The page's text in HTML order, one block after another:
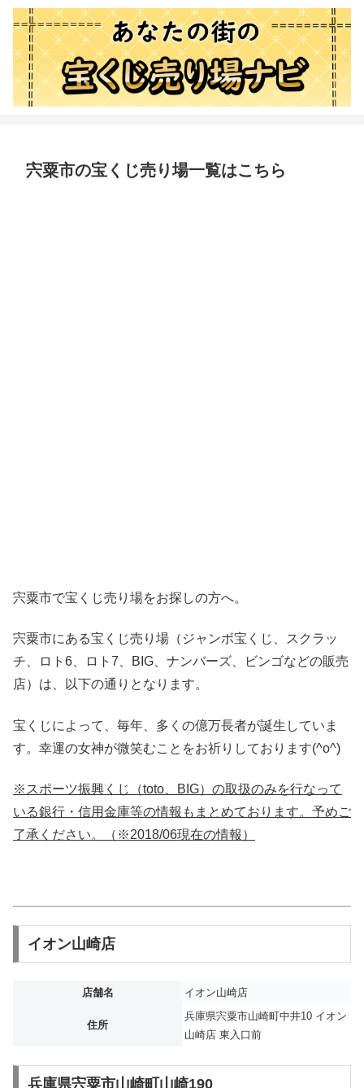
宍粟市の宝くじ売り場一覧はこちら
宍粟市で宝くじ売り場をお探しの方へ。
宍粟市にある宝くじ売り場（ジャンボ宝くじ、スクラッ
チ、ロト6、ロト7、BIG、ナンバーズ、ビンゴなどの販売
店）は、以下の通りとなります。
宝くじによって、毎年、多くの億万長者が誕生していま
す。幸運の女神が微笑むことをお祈りしております(^o^)
※スポーツ振興くじ（toto、BIG）の取扱のみを行なって
いる銀行・信用金庫等の情報もまとめております。予めご
了承ください。（※2018/06現在の情報）
イオン山崎店
店舗名 イオン山崎店
住所
兵庫県宍粟市山崎町中井10 イオン
山崎店 東入口前
兵庫県宍粟市山崎町山崎190